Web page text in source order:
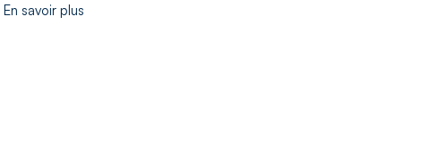
En savoir plus